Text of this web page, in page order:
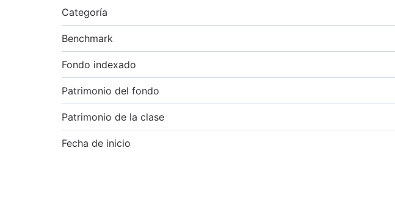
Categoría
Benchmark
Fondo indexado
Patrimonio del fondo
Patrimonio de la clase
Fecha de inicio